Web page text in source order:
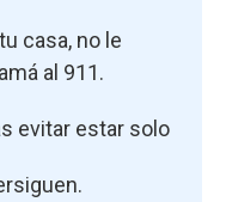
casa, no le
al 911.
evitar estar solo